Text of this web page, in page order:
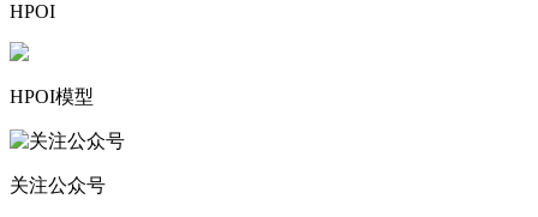
HPOI
HPOI模型
关注公众号